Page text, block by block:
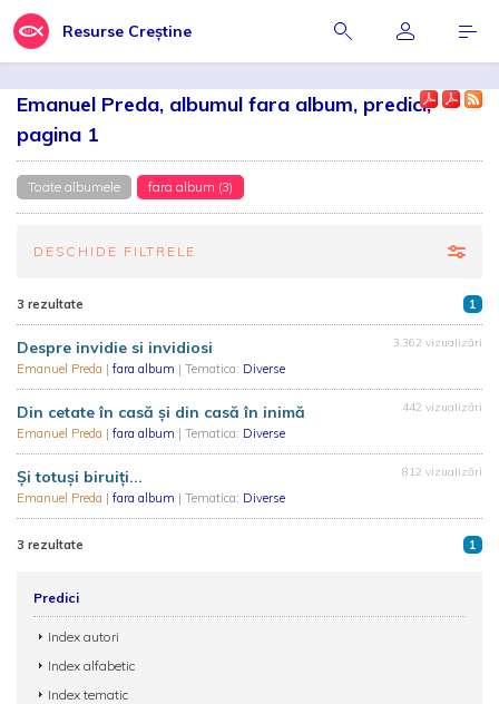
Resurse Creștine
Emanuel Preda, albumul fara album, predici,
pagina 1
Toate albumele fara album (3)
DESCHIDE FILTRELE
3 rezultate 1
Despre invidie si invidiosi
Emanuel Preda | fara album | Tematica: Diverse
3.362 vizualizări
Din cetate în casă și din casă în inimă
Emanuel Preda | fara album | Tematica: Diverse
442 vizualizări
Și totuși biruiți...
Emanuel Preda | fara album | Tematica: Diverse
812 vizualizări
3 rezultate 1
Predici
Index autori
Index alfabetic
Index tematic